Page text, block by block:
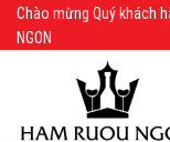
SkipChào mừng Quý khách
NGON